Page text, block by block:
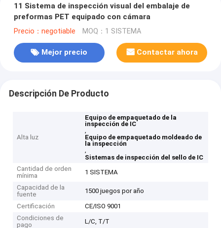
11 Sistema de inspección visual del embalaje de
preformas PET equipado con cámara
Precio：negotiable MOQ：1 SISTEMA
Mejor precio Contactar ahora
Descripción De Producto
Alta luz
Equipo de empaquetado de la
inspección de IC
,
Equipo de empaquetado moldeado de
la inspección
,
Sistemas de inspección del sello de IC
Cantidad de orden
mínima
1 SISTEMA
Capacidad de la
fuente
1500 juegos por año
Certificación
CE/ISO 9001
Condiciones de
pago
L/C, T/T